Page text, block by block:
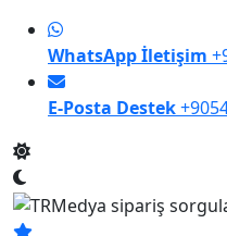
WhatsApp İletişim
E-Posta Destek